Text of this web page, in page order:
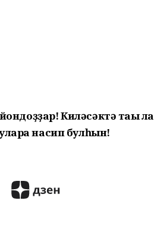
Киләсәктә тағы ла
насип булһын!